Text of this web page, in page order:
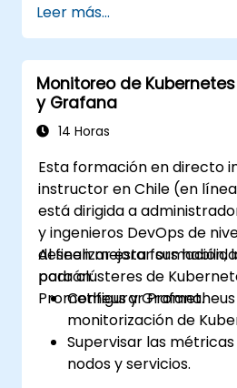
monitoreo.
Crear paneles simples
visualizar el
Aplicar mejores
monitorear la
rendimiento del sistema.
Leer más...
Monitoreo de
y Grafana
14 Horas
Esta formación en directo
instructor en Chile (en
está dirigida a
y ingenieros DevOps de
deseen mejorar sus
para clústeres de
Prometheus y Grafana.
Al finalizar esta formación,
podrán:
Configurar
monitorización de
Supervisar las
nodos y servicios.